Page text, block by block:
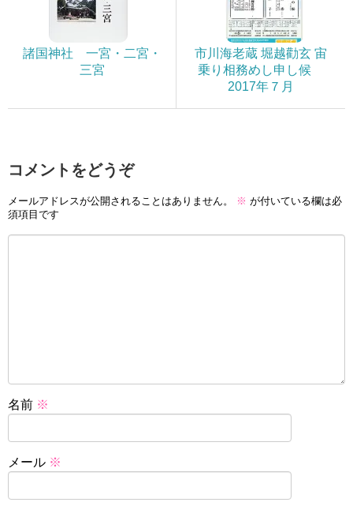
諸国神社 一宮・二宮・
三宮
市川海老蔵 堀越勸玄 宙
乗り相務めし申し候
2017年７月
コメントをどうぞ
メールアドレスが公開されることはありません。 ※ が付いている欄は必
須項目です
名前 ※
メール ※